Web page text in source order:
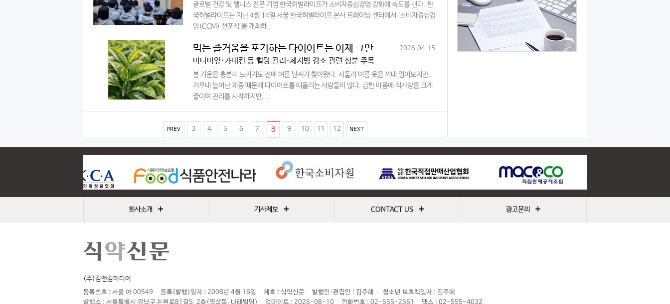
글로벌 건강 및 웰니스 전문 기업 한국허벌라이프가 소비자중심경영 강화에 속도를 낸다. 한
국허벌라이프는 지난 4월 14일 서울 한국허벌라이프 본사 트레이닝 센터에서 ‘소비자중심경
영(CCM) 선포식’을 개최하...
먹는 즐거움을 포기하는 다이어트는 이제 그만
바나바잎·카테킨 등 혈당 관리·체지방 감소 관련 성분 주목
2026.04.15
봄 기운을 충분히 느끼기도 전에 여름 날씨가 찾아왔다. 서둘러 여름 옷을 꺼내 입어보지만,
겨우내 늘어난 체중 때문에 다이어트를 떠올리는 사람들이 많다. 급한 마음에 식사량을 크게
줄이며 관리를 시작하지만, ...
PREV 3 4 5 6 7 8(
r
r
9 10 11 12 NEXT
회사소개 + 기사제보 + CONTACT US + 광고문의 +
(주)김앤김미디어
등록번호 : 서울 아 00549
등록(발행)일자 : 2008년 4월 16일 제호 : 식약신문 발행인·편집인 : 김주혜
청소년 보호책임자 : 김주혜
발행소 : 서울특별시 강남구 논현로81길5, 2층(역삼동, 나래빌딩)
업데이트 : 2026-08-10 전화번호 : 02-555-2561 팩스 : 02-555-4032